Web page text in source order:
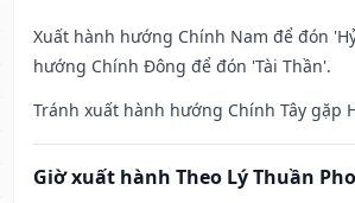
Xuất hành hướng Chính Nam để đón
hướng Chính Đông để đón 'Tài Thần'.
Tránh xuất hành hướng Chính Tây gặp
Giờ xuất hành Theo Lý Thuần